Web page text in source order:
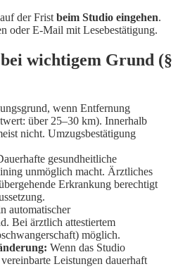
der Frist beim Studio eingehen.
oder E-Mail mit Lesebestätigung.
wichtigem Grund (§
wenn Entfernung
über 25–30 km). Innerhalb
nicht. Umzugsbestätigung
gesundheitliche
unmöglich macht. Ärztliches
Erkrankung berechtigt
automatischer
Bei ärztlich attestiertem
möglich.
Wenn das Studio
Leistungen dauerhaft